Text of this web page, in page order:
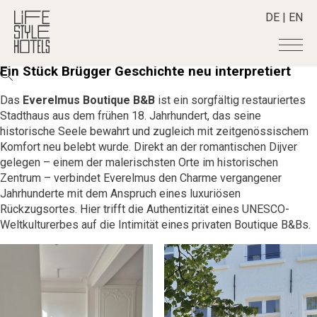
DE | EN
Alle Hotels
Alpine Lifestyle
Beach
City
Countryside
Mindful Traveller
New Member
Destinationen +
Alle Destinationen
Belgien
Deutschland
Griechenland
Indien
Indonesien
Japan
Kroatien
Stories +
Alle Stories
Adventkalender
Aktiv & Wellness
Culture
Design & Architektur
Eat & Drink
Mindful Traveller
Shop +
Alle Produkte
Lifestylehotels BOOK
Gutschein/Voucher
Smart Traveller +
Alle Smart Deals
Smart Traveller
Newsletter Anmeldung
Newsletter
Become a member
+
Member Benefits
About us +
Ein Stück Brügger Geschichte neu interpretiert
Das Everelmus Boutique B&B ist ein sorgfältig restauriertes
Stadthaus aus dem frühen 18. Jahrhundert, das seine
historische Seele bewahrt und zugleich mit zeitgenössischem
Komfort neu belebt wurde. Direkt an der romantischen Dijver
gelegen – einem der malerischsten Orte im historischen
Zentrum – verbindet Everelmus den Charme vergangener
Jahrhunderte mit dem Anspruch eines luxuriösen
Rückzugsortes. Hier trifft die Authentizität eines UNESCO-
Weltkulturerbes auf die Intimität eines privaten Boutique B&Bs.